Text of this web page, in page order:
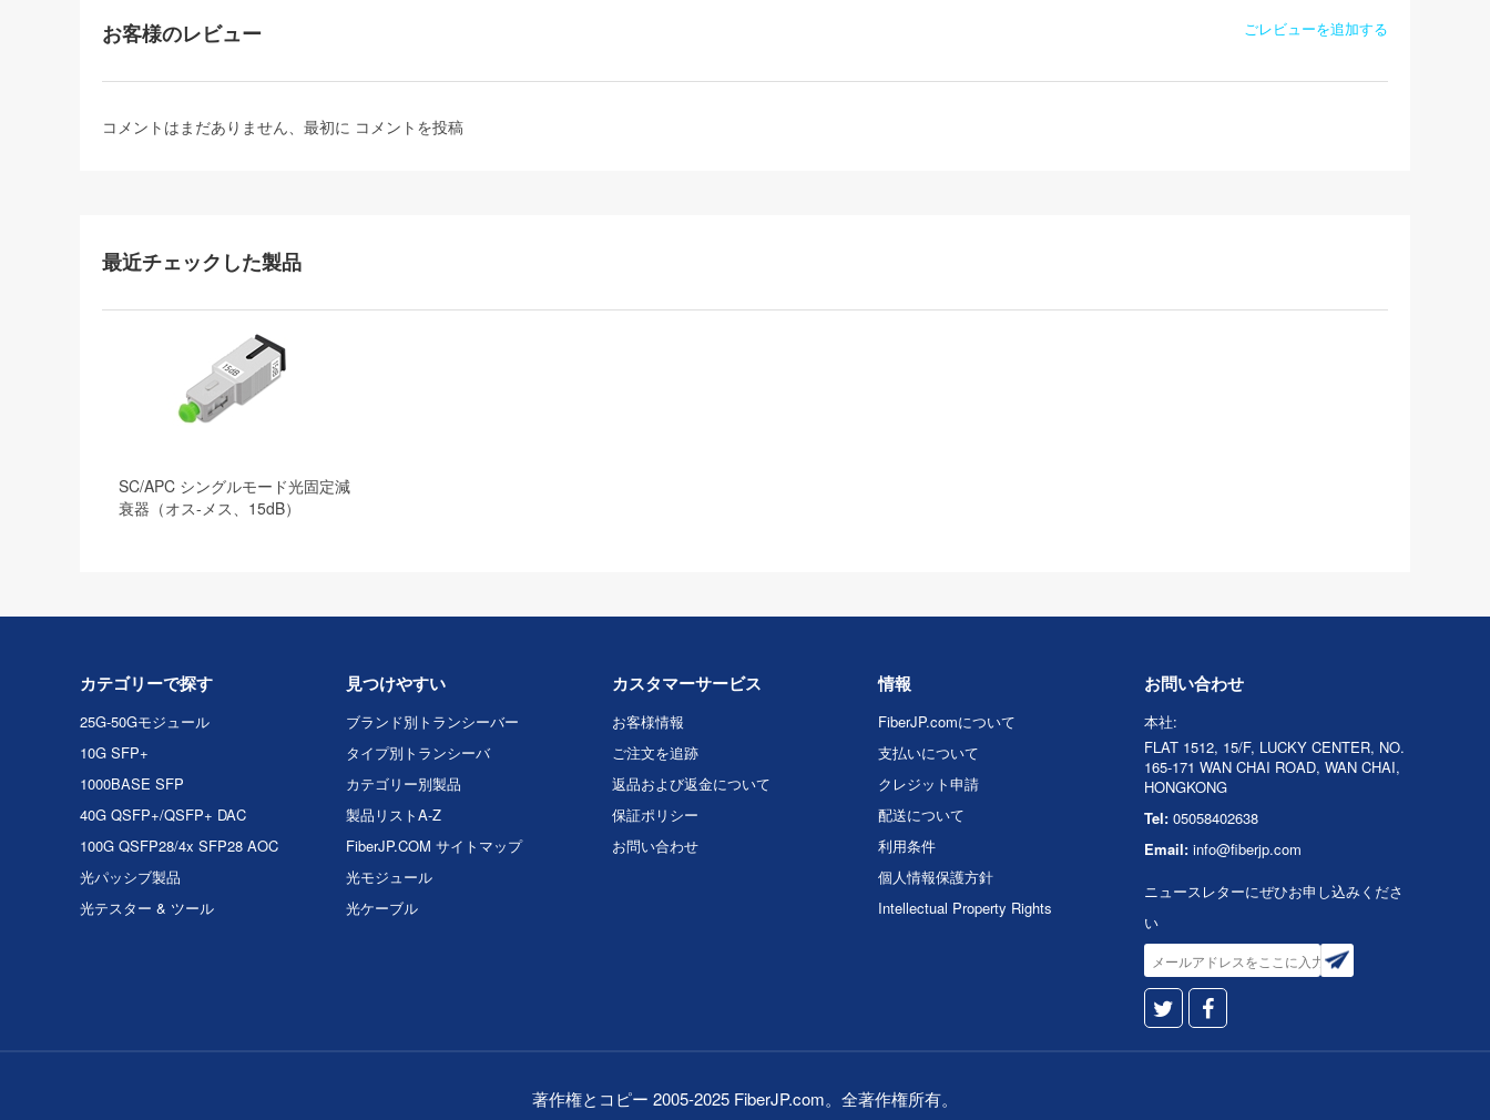
お客様のレビュー ごレビューを追加する
コメントはまだありません、最初に コメントを投稿
最近チェックした製品
SC/APC シングルモード光固定減
衰器（オス-メス、15dB）
カテゴリーで探す
25G-50Gモジュール
10G SFP+
1000BASE SFP
40G QSFP+/QSFP+ DAC
100G QSFP28/4x SFP28 AOC
光パッシブ製品
光テスター & ツール
見つけやすい
ブランド別トランシーバー
タイプ別トランシーバ
カテゴリー別製品
製品リストA-Z
FiberJP.COM サイトマップ
光モジュール
光ケーブル
カスタマーサービス
お客様情報
ご注文を追跡
返品および返金について
保証ポリシー
お問い合わせ
情報
FiberJP.comについて
支払いについて
クレジット申請
配送について
利用条件
個人情報保護方針
Intellectual Property Rights
お問い合わせ
本社:
FLAT 1512, 15/F, LUCKY CENTER, NO.
165-171 WAN CHAI ROAD, WAN CHAI,
HONGKONG
Tel: 05058402638
Email: info@fiberjp.com
ニュースレターにぜひお申し込みくださ
い
著作権とコピー 2005-2025 FiberJP.com。全著作権所有。